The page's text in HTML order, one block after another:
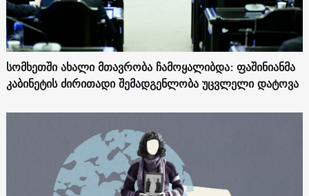
სომხეთში ახალი მთავრობა ჩამოყალიბდა: ფაშინიანმა
კაბინეტის ძირითადი შემადგენლობა უცვლელი დატოვა